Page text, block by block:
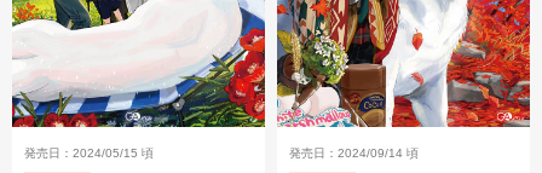
発売日：2024/05/15 頃 発売日：2024/09/14 頃